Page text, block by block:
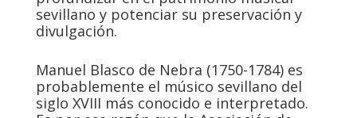
sevillano y potenciar su preservación y
divulgación.
Manuel Blasco de Nebra (1750-1784) es
probablemente el músico sevillano del
siglo XVIII más conocido e interpretado.